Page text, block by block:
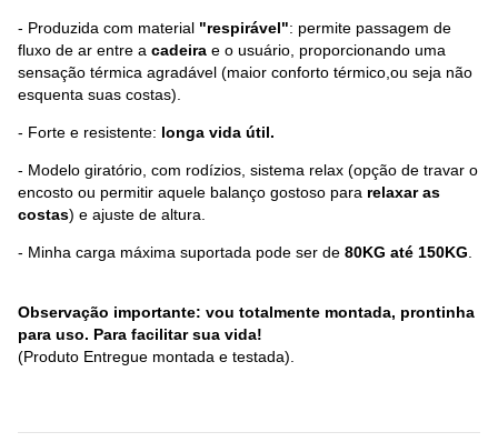
- Produzida com material "respirável": permite passagem de
fluxo de ar entre a cadeira e o usuário, proporcionando uma
sensação térmica agradável (maior conforto térmico,ou seja não
esquenta suas costas).
- Forte e resistente: longa vida útil.
- Modelo giratório, com rodízios, sistema relax (opção de travar o
encosto ou permitir aquele balanço gostoso para relaxar as
costas) e ajuste de altura.
- Minha carga máxima suportada pode ser de 80KG até 150KG
Observação importante: vou totalmente montada, prontinha
para uso. Para facilitar sua vida!
(Produto Entregue montada e testada).